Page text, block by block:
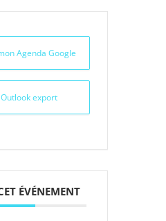
Agenda Google
export
ÉVÉNEMENT